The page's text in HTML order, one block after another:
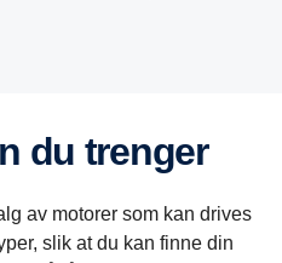
du trenger
av motorer som kan drives
slik at du kan finne din